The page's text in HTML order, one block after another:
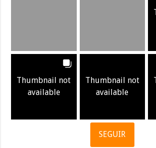
Thumbnail not
available
Thumbnail not
available
SEGUIR